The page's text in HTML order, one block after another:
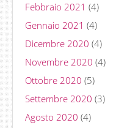
Febbraio 2021 (4)
Gennaio 2021 (4)
Dicembre 2020 (4)
Novembre 2020 (4)
Ottobre 2020 (5)
Settembre 2020 (3)
Agosto 2020 (4)